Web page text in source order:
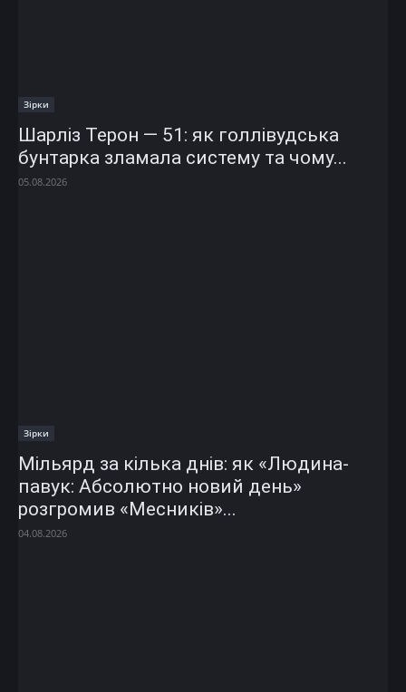
Зірки
Шарліз Терон — 51: як голлівудська
бунтарка зламала систему та чому...
05.08.2026
Зірки
Мільярд за кілька днів: як «Людина-
павук: Абсолютно новий день»
розгромив «Месників»...
04.08.2026